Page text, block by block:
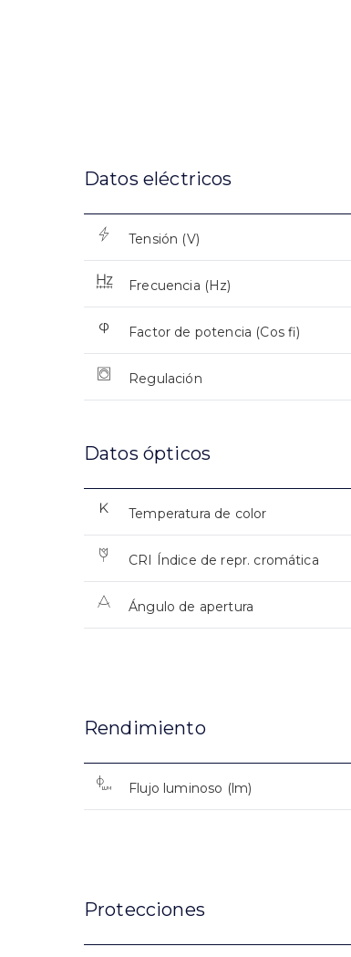
Datos eléctricos
Tensión (V)
Frecuencia (Hz)
Factor de potencia (Cos fi)
Regulación
Datos ópticos
Temperatura de color
CRI Índice de repr. cromática
Ángulo de apertura
Rendimiento
Flujo luminoso (lm)
Protecciones